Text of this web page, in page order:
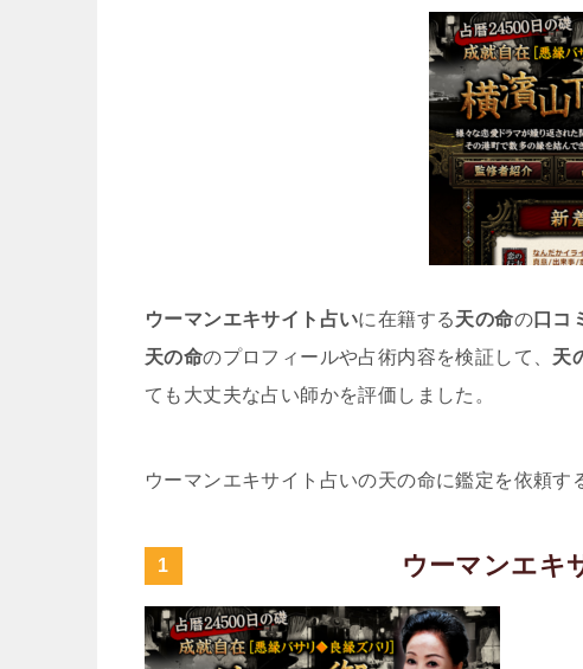
ウーマンエキサイト占いに在籍する天の命の口コ
天の命のプロフィールや占術内容を検証して、 天
ても大丈夫な占い師かを評価しました。
ウーマンエキサイト占いの天の命に鑑定を依頼す
ウーマンエキ